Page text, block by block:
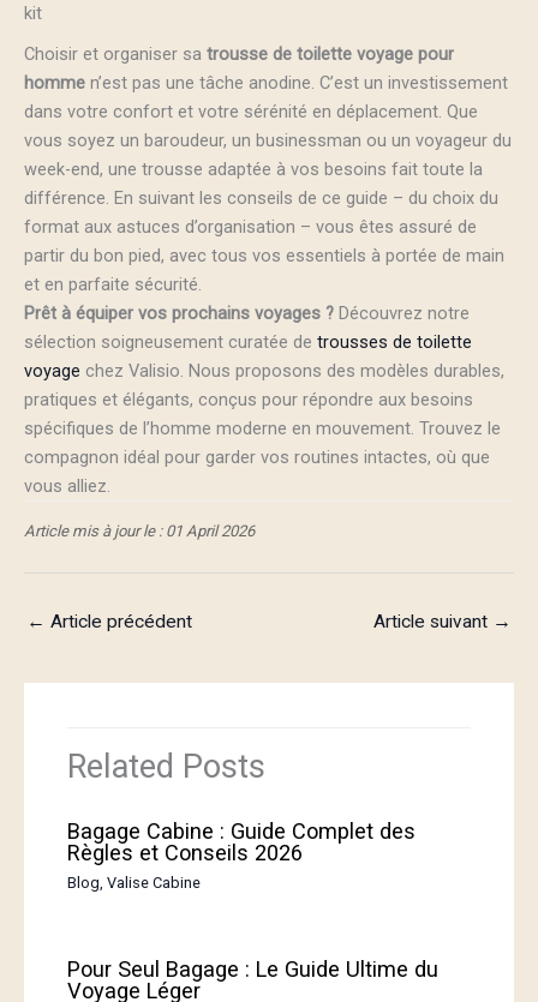
kit
Choisir et organiser sa trousse de toilette voyage pour
homme n’est pas une tâche anodine. C’est un investissement
dans votre confort et votre sérénité en déplacement. Que
vous soyez un baroudeur, un businessman ou un voyageur du
week-end, une trousse adaptée à vos besoins fait toute la
différence. En suivant les conseils de ce guide – du choix du
format aux astuces d’organisation – vous êtes assuré de
partir du bon pied, avec tous vos essentiels à portée de main
et en parfaite sécurité.
Prêt à équiper vos prochains voyages ? Découvrez notre
sélection soigneusement curatée de trousses de toilette
voyage chez Valisio. Nous proposons des modèles durables,
pratiques et élégants, conçus pour répondre aux besoins
spécifiques de l’homme moderne en mouvement. Trouvez le
compagnon idéal pour garder vos routines intactes, où que
vous alliez.
Article mis à jour le : 01 April 2026
← Article précédent Article suivant →
Related Posts
Bagage Cabine : Guide Complet des
Règles et Conseils 2026
Blog ,Valise Cabine
Pour Seul Bagage : Le Guide Ultime du
Voyage Léger